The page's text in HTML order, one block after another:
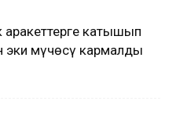
аракеттерге катышып
эки мүчөсү кармалды